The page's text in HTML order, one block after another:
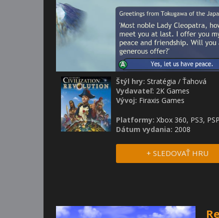
Štýl hry: Stratégia / Ťahová
Vydavateľ: 2K Games
Vývoj: Firaxis Games
Platformy: Xbox 360, PS3,
Dátum vydania: 2008
+ SLEDOVAŤ HRU